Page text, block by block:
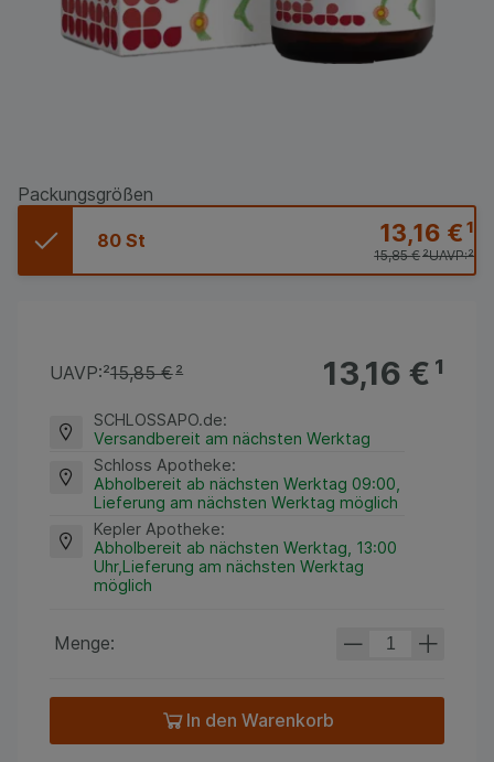
Packungsgrößen
80 St 13,16 €¹
UAVP:²
15,85 €²
13,16 €¹
UAVP:²15,85 €²
SCHLOSSAPO.de:
Versandbereit am nächsten Werktag
Schloss Apotheke:
Abholbereit ab nächsten Werktag 09:00,
Lieferung am nächsten Werktag möglich
Kepler Apotheke:
Abholbereit ab nächsten Werktag, 13:00
Uhr,Lieferung am nächsten Werktag
möglich
Menge:
In den Warenkorb